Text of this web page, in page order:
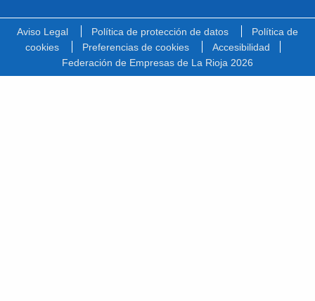
Aviso Legal Política de protección de datos
Política de
cookies
Preferencias de cookies
Accesibilidad
Federación de Empresas de La Rioja 2026